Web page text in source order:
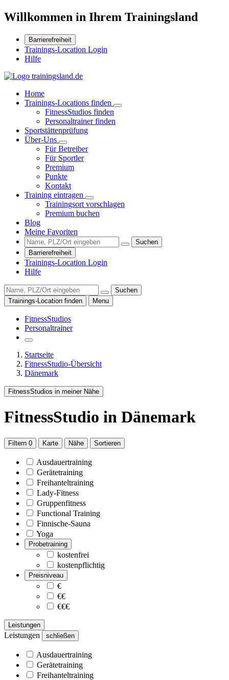
Willkommen in Ihrem Trainingsland
Barrierefreiheit
Trainings-Location Login
Hilfe
Home
Trainings-Locations finden
FitnessStudios finden
Personaltrainer finden
Sportstättenprüfung
Über-Uns
Für Betreiber
Für Sportler
Premium
Punkte
Kontakt
Training eintragen
Trainingsort vorschlagen
Premium buchen
Blog
Meine Favoriten
Suchen
Barrierefreiheit
Trainings-Location Login
Hilfe
Suchen
Trainings-Location finden
Menu
FitnessStudios
Personaltrainer
Startseite
FitnessStudio-Übersicht
Dänemark
FitnessStudios in meiner Nähe
FitnessStudio in Dänemark
Filtern 0 Karte Nähe Sortieren
Ausdauertraining
Gerätetraining
Freihanteltraining
Lady-Fitness
Gruppenfitness
Functional Training
Finnische-Sauna
Yoga
Probetraining
kostenfrei
kostenpflichtig
Preisniveau
€
€€
€€€
Leistungen
Leistungen schließen
Ausdauertraining
Gerätetraining
Freihanteltraining